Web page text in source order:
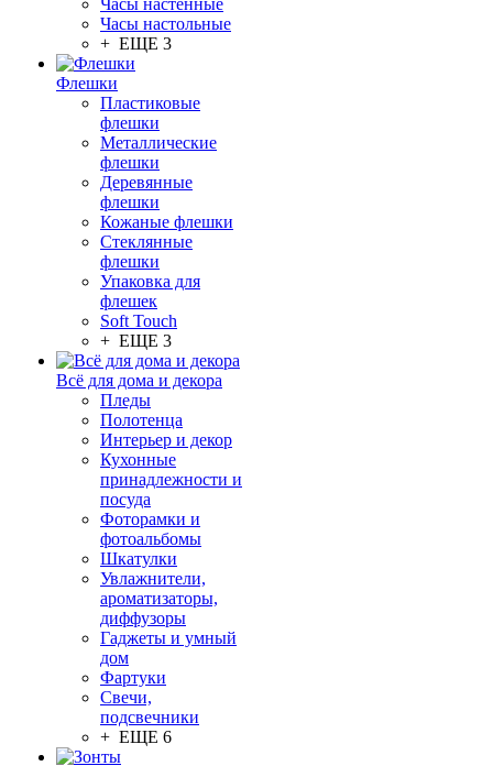
Часы настенные
Часы настольные
+ ЕЩЕ 3
Флешки
Пластиковые
флешки
Металлические
флешки
Деревянные
флешки
Кожаные флешки
Стеклянные
флешки
Упаковка для
флешек
Soft Touch
+ ЕЩЕ 3
Всё для дома и декора
Пледы
Полотенца
Интерьер и декор
Кухонные
принадлежности и
посуда
Фоторамки и
фотоальбомы
Шкатулки
Увлажнители,
ароматизаторы,
диффузоры
Гаджеты и умный
дом
Фартуки
Свечи,
подсвечники
+ ЕЩЕ 6